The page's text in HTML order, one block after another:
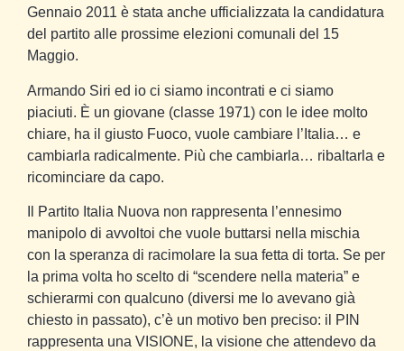
Gennaio 2011 è stata anche ufficializzata la candidatura
del partito alle prossime elezioni comunali del 15
Maggio.
Armando Siri ed io ci siamo incontrati e ci siamo
piaciuti. È un giovane (classe 1971) con le idee molto
chiare, ha il giusto Fuoco, vuole cambiare l’Italia… e
cambiarla radicalmente. Più che cambiarla… ribaltarla e
ricominciare da capo.
Il Partito Italia Nuova non rappresenta l’ennesimo
manipolo di avvoltoi che vuole buttarsi nella mischia
con la speranza di racimolare la sua fetta di torta. Se per
la prima volta ho scelto di “scendere nella materia” e
schierarmi con qualcuno (diversi me lo avevano già
chiesto in passato), c’è un motivo ben preciso: il PIN
rappresenta una VISIONE, la visione che attendevo da